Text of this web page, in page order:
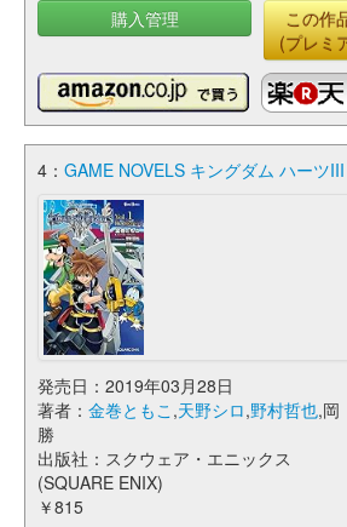
購入管理
この作
(プレミ
4： GAME NOVELS キングダム ハーツ
発売日：2019年03月28日
著者： 金巻ともこ ,天野シロ,野村哲也,岡
勝
出版社：スクウェア・エニックス
(SQUARE ENIX)
￥815